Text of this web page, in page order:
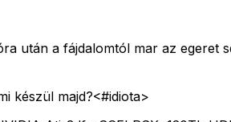
után a fájdalomtól mar az egeret
készül majd?<#idiota>